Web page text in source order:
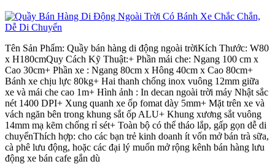
Tên Sản Phẩm: Quầy bán hàng di động ngoài trờiKích Thước: W80
x H180cmQuy Cách Kỹ Thuật:+ Phần mái che: Ngang 100 cm x
Cao 30cm+ Phần xe : Ngang 80cm x Hông 40cm x Cao 80cm+
Bánh xe chịu lực 80kg+ Hai thanh chống inox vuông 12mm giữa
xe và mái che cao 1m+ Hình ảnh : In decan ngoài trời máy Nhật sắc
nét 1400 DPI+ Xung quanh xe ốp fomat dày 5mm+ Mặt trên xe và
vách ngăn bên trong khung sắt ốp ALU+ Khung xương sắt vuông
14mm mạ kẽm chống rỉ sét+ Toàn bộ có thể tháo lắp, gấp gọn dễ di
chuyểnThích hợp: cho các bạn trẻ kinh doanh ít vốn mở bán trà sữa,
cà phê lưu động, hoặc các đại lý muốn mở rộng kênh bán hàng lưu
động xe bán cafe gắn dù